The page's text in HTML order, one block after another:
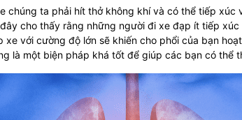
chúng ta phải hít thở không khí và có thể tiếp xúc
cho thấy rằng những người đi xe đạp ít tiếp
xe với cường độ lớn sẽ khiến cho phổi của bạn
là một biện pháp khá tốt để giúp các bạn có thể